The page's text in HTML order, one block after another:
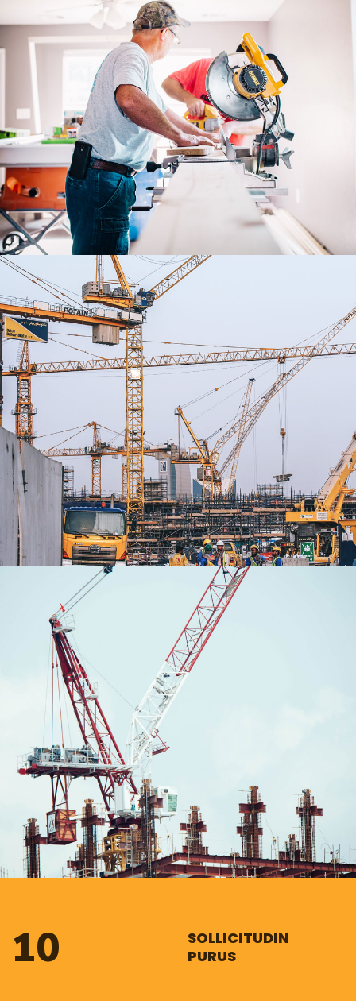
10
SOLLICITUDIN
PURUS